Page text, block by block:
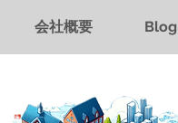
会社概要 Blog